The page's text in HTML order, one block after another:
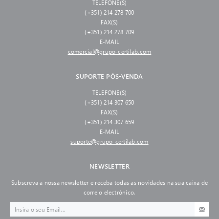
TELEFONE(S)
(+351) 214 278 700
FAX(S)
(+351) 214 278 709
E-MAIL
comercial@grupo-certilab.com
SUPORTE PÓS-VENDA
TELEFONE(S)
(+351) 214 307 650
FAX(S)
(+351) 214 307 659
E-MAIL
suporte@grupo-certilab.com
NEWSLETTER
Subscreva a nossa newsletter e receba todas as novidades na sua caixa de
correio electrónico.